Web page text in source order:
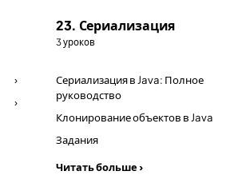
›
›
23. Сериализация
3 уроков
Сериализация в Java: Полное
руководство
Клонирование объектов в Java
Задания
Читать больше ›